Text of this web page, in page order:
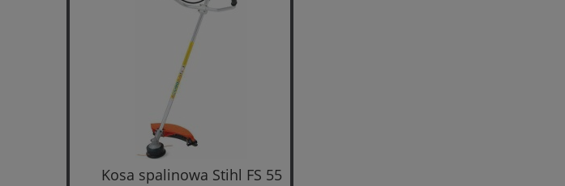
Kosa spalinowa Stihl FS 55